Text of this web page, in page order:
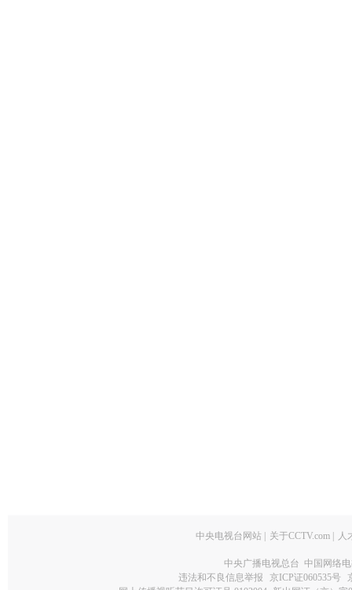
中央电视台网站 关于CCTV.com 人
中央广播电视总台 中国网络
违法和不良信息举报
京ICP证060535号